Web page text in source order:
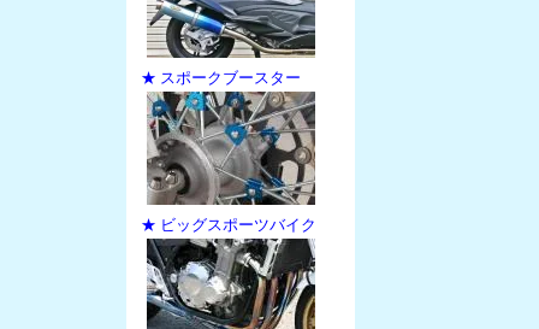
★ スポークブースター
★ ビッグスポーツバイク